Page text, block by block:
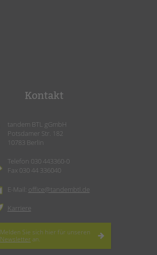
Kontakt
tandem BTL gGmbH
Potsdamer Str. 182
10783 Berlin
Telefon 030 443360-0
Fax 030 44 336040
E-Mail: office@tandembtl.de
Karriere
Melden Sie sich hier für unseren
Newsletter an.